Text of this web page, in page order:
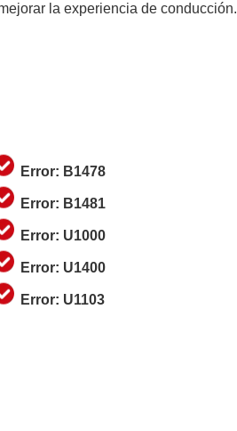
la experiencia de conducción.
Error: B1478
Error: B1481
Error: U1000
Error: U1400
Error: U1103